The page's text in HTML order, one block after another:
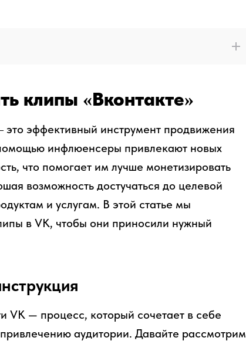
клипы «Вконтакте»
эффективный инструмент продвижения
инфлюенсеры привлекают новых
что помогает им лучше монетизировать
возможность достучаться до целевой
и услугам. В этой статье мы
в VK, чтобы они приносили нужный
VK — процесс, который сочетает в себе
аудитории. Давайте рассмотрим